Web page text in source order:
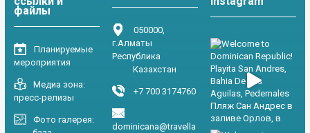
файлы
Планируемые
мероприятия
Медиа зона:
пресс-релизы
Фото галерея:
050000,
г.Алматы
Республика
Казахстан
+7 700 3174760
dominicana@travella